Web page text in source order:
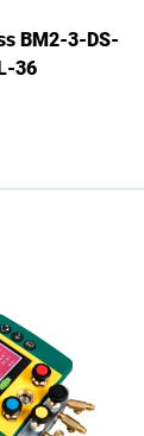
BM2-3-DS-
36